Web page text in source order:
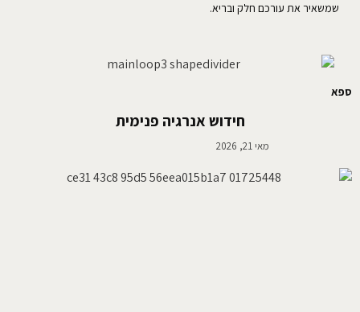
שמשאיר את עורכם חלק ובריא.
ספא
חידוש אנרגיה פנימית
מאי 21, 2026